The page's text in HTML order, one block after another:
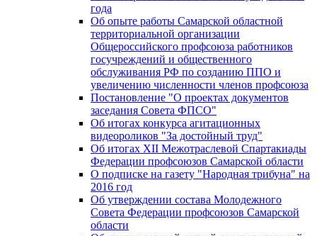
года
Об опыте работы Самарской областной
территориальной организации
Общероссийского профсоюза работников
госучреждений и общественного
обслуживания РФ по созданию ППО и
увеличению численности членов профсоюза
Постановление "О проектах документов
заседания Совета ФПСО"
Об итогах конкурса агитационных
видеороликов "За достойный труд"
Об итогах XII Межотраслевой Спартакиады
Федерации профсоюзов Самарской области
О подписке на газету "Народная трибуна" на
2016 год
Об утверждении состава Молодежного
Совета Федерации профсоюзов Самарской
области